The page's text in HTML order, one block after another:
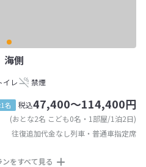
海側
イレ 禁煙
名 税込47,400～114,400円
(おとな2名 こども0名・1部屋/1泊2日)
往復追加代金なし列車・普通車指定席
をすべて見る